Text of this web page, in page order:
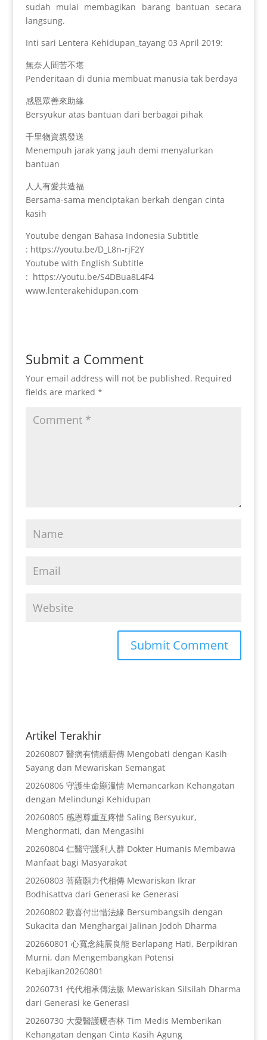
sudah mulai membagikan barang bantuan secara
langsung.
Inti sari Lentera Kehidupan_tayang 03 April 2019:
無奈人間苦不堪
Penderitaan di dunia membuat manusia tak berdaya
感恩眾善來助緣
Bersyukur atas bantuan dari berbagai pihak
千里物資親發送
Menempuh jarak yang jauh demi menyalurkan
bantuan
人人有愛共造福
Bersama-sama menciptakan berkah dengan cinta
kasih
Youtube dengan Bahasa Indonesia Subtitle
: https://youtu.be/D_L8n-rjF2Y
Youtube with English Subtitle
: https://youtu.be/S4DBua8L4F4
www.lenterakehidupan.com
Submit a Comment
Your email address will not be published. Required
fields are marked *
Artikel Terakhir
20260807 醫病有情續薪傳 Mengobati dengan Kasih
Sayang dan Mewariskan Semangat
20260806 守護生命顯溫情 Memancarkan Kehangatan
dengan Melindungi Kehidupan
20260805 感恩尊重互疼惜 Saling Bersyukur,
Menghormati, dan Mengasihi
20260804 仁醫守護利人群 Dokter Humanis Membawa
Manfaat bagi Masyarakat
20260803 菩薩願力代相傳 Mewariskan Ikrar
Bodhisattva dari Generasi ke Generasi
20260802 歡喜付出惜法緣 Bersumbangsih dengan
Sukacita dan Menghargai Jalinan Jodoh Dharma
202660801 心寬念純展良能 Berlapang Hati, Berpikiran
Murni, dan Mengembangkan Potensi
Kebajikan20260801
20260731 代代相承傳法脈 Mewariskan Silsilah Dharma
dari Generasi ke Generasi
20260730 大愛醫護暖杏林 Tim Medis Memberikan
Kehangatan dengan Cinta Kasih Agung